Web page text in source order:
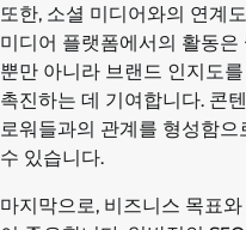
또한, 소셜 미디어와의 연계
미디어 플랫폼에서의 활동
뿐만 아니라 브랜드 인지도
촉진하는 데 기여합니다. 콘
로워들과의 관계를 형성함
수 있습니다.
마지막으로, 비즈니스 목표